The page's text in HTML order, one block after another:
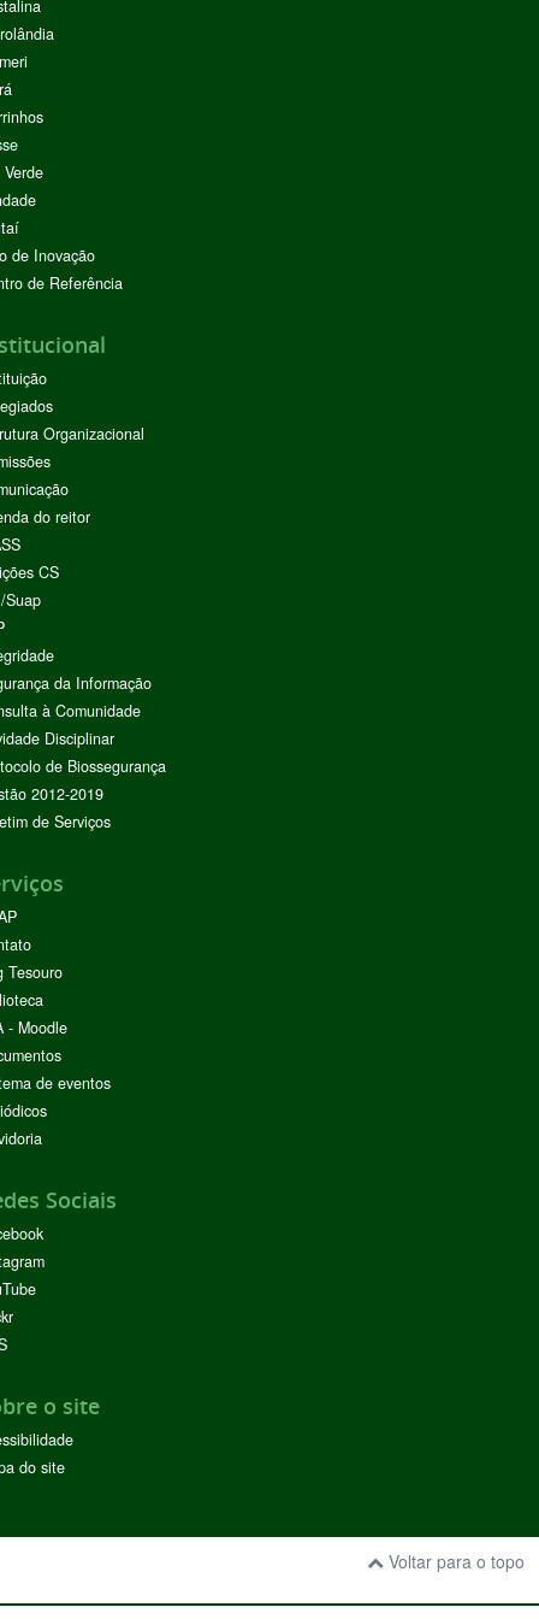
de Inovação
de Referência
Organizacional
do reitor
CS
Suap
da Informação
à Comunidade
Disciplinar
de Biossegurança
2012-2019
de Serviços
Tesouro
- Moodle
de eventos
Sociais
o site
do site
Voltar para o topo